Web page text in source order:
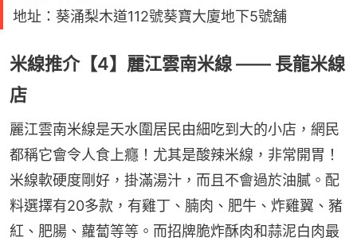
地址：葵涌梨木道112號葵寶大廈地下5號舖
米線推介【4】麗江雲南米線 —— 長龍米線
店
麗江雲南米線是天水圍居民由細吃到大的小店，網民
都稱它會令人食上癮！尤其是酸辣米線，非常開胃！
米線軟硬度剛好，掛滿湯汁，而且不會過於油膩。配
料選擇有20多款，有雞丁、腩肉、肥牛、炸雞翼、豬
紅、肥腸、蘿蔔等等。而招牌脆炸酥肉和蒜泥白肉最